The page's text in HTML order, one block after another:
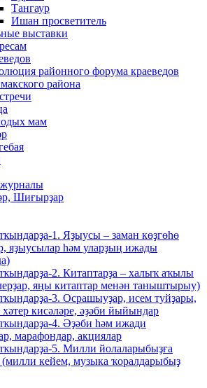
Тангаур
Ишан просветитель
выставки
районного форума краеведов
района
мам
Шиғырҙар
1. Яҙыусы – заман көҙгөһө
яҙыусылар һәм уларҙың ижады
2. Китаптарҙа – халыҡ аҡылы
яңы китаптар менән таныштырыу)
3. Осрашыуҙар, исем туйҙары,
кисәләре, әҙәби йыйындар
4. Әҙәби һәм ижади
марафондар, акциялар
5. Милли йолаларыбыҙға
(милли кейем, музыка ҡоралдарыбыҙ